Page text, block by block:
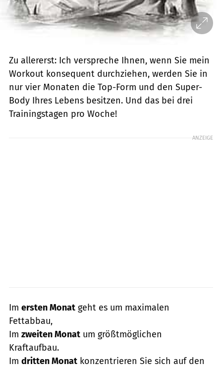
Zu allererst: Ich verspreche Ihnen, wenn Sie mein
Workout konsequent durchziehen, werden Sie in
nur vier Monaten die Top-Form und den Super-
Body Ihres Lebens besitzen. Und das bei drei
Trainingstagen pro Woche!
ANZEIGE
Im ersten Monat geht es um maximalen
Fettabbau,
Im zweiten Monat um größtmöglichen
Kraftaufbau.
Im dritten Monat konzentrieren Sie sich auf den